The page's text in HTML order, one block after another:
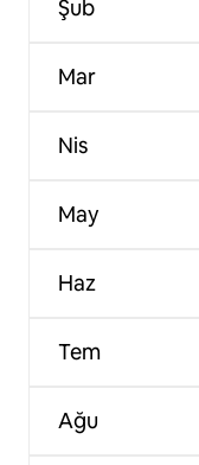
Şub
Mar
Nis
May
Haz
Tem
Ağu